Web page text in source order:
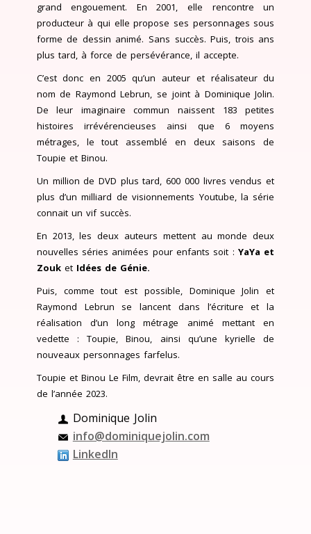
grand engouement. En 2001, elle rencontre un
producteur à qui elle propose ses personnages sous
forme de dessin animé. Sans succès. Puis, trois ans
plus tard, à force de persévérance, il accepte.
C’est donc en 2005 qu’un auteur et réalisateur du
nom de Raymond Lebrun, se joint à Dominique Jolin.
De leur imaginaire commun naissent 183 petites
histoires irrévérencieuses ainsi que 6 moyens
métrages, le tout assemblé en deux saisons de
Toupie et Binou.
Un million de DVD plus tard, 600 000 livres vendus et
plus d’un milliard de visionnements Youtube, la série
connait un vif succès.
En 2013, les deux auteurs mettent au monde deux
nouvelles séries animées pour enfants soit : YaYa et
Zouket Idées de Génie.
Puis, comme tout est possible, Dominique Jolin et
Raymond Lebrun se lancent dans l’écriture et la
réalisation d’un long métrage animé mettant en
vedette : Toupie, Binou, ainsi qu’une kyrielle de
nouveaux personnages farfelus.
Toupie et Binou Le Film, devrait être en salle au cours
de l’année 2023.
Dominique Jolin
info@dominiquejolin.com
LinkedIn